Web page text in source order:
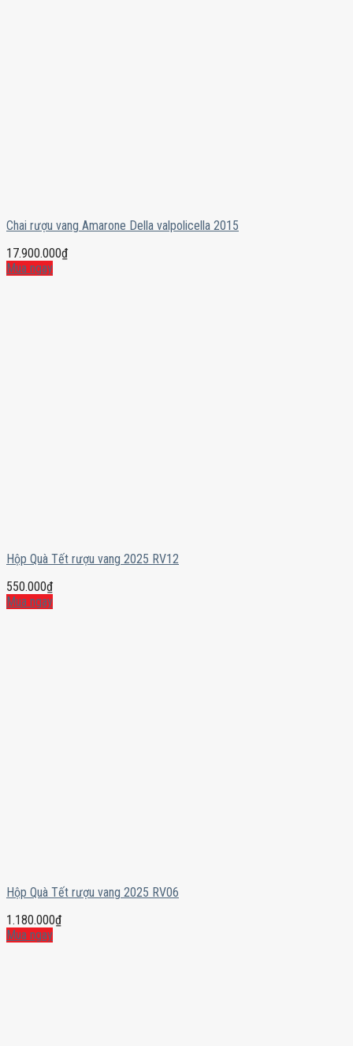
Chai rượu vang Amarone Della valpolicella 2015
17.900.000₫
Mua ngay
Hộp Quà Tết rượu vang 2025 RV12
550.000₫
Mua ngay
Hộp Quà Tết rượu vang 2025 RV06
1.180.000₫
Mua ngay